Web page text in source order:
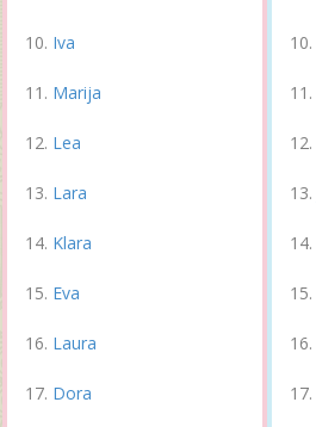
Iva
Marija
Lea
Lara
Klara
Eva
Laura
Dora